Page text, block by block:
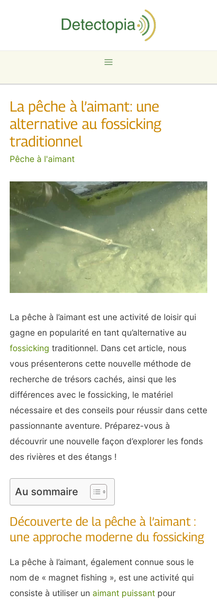
La pêche à l’aimant: une
alternative au fossicking
traditionnel
Pêche à l'aimant
La pêche à l’aimant est une activité de loisir qui
gagne en popularité en tant qu’alternative au
fossicking traditionnel. Dans cet article, nous
vous présenterons cette nouvelle méthode de
recherche de trésors cachés, ainsi que les
différences avec le fossicking, le matériel
nécessaire et des conseils pour réussir dans cette
passionnante aventure. Préparez-vous à
découvrir une nouvelle façon d’explorer les fonds
des rivières et des étangs !
Au sommaire
Découverte de la pêche à l’aimant :
une approche moderne du fossicking
La pêche à l’aimant, également connue sous le
nom de « magnet fishing », est une activité qui
consiste à utiliser un aimant puissant pour